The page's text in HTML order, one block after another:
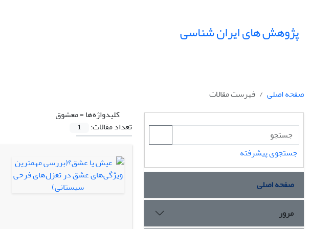
پژوهش های ایران شناسی
صفحه اصلی
فهرست مقالات
کلیدواژه‌ها =معشوق
تعداد مقالات:
1
جستجوی پیشرفته
صفحه اصلی
مرور